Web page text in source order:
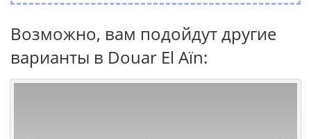
Возможно, вам подойдут другие
варианты в Douar El Aïn: